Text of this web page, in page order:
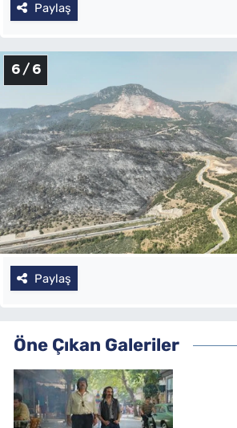
Paylaş
6 / 6
Paylaş
Öne Çıkan Galeriler